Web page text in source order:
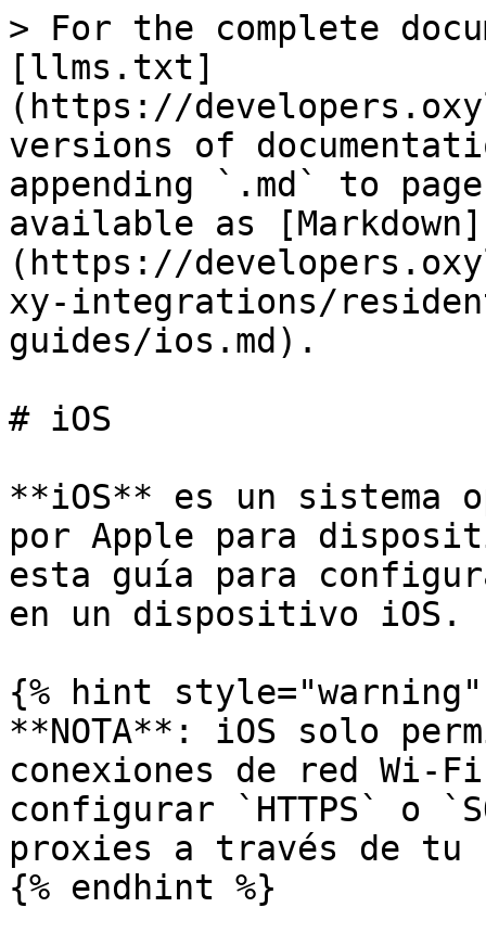
> For the complete
[llms.txt]
(https://
versions of
appending `.md` to
available as [Markdown]
(https://
xy-integrations/
guides/ios.md).
# iOS
**iOS** es un sistema
por Apple para
esta guía para
en un dispositivo iOS.
{% hint style="warning"
**NOTA**: iOS solo
conexiones de red
configurar `HTTPS` o
proxies a través de
{% endhint %}